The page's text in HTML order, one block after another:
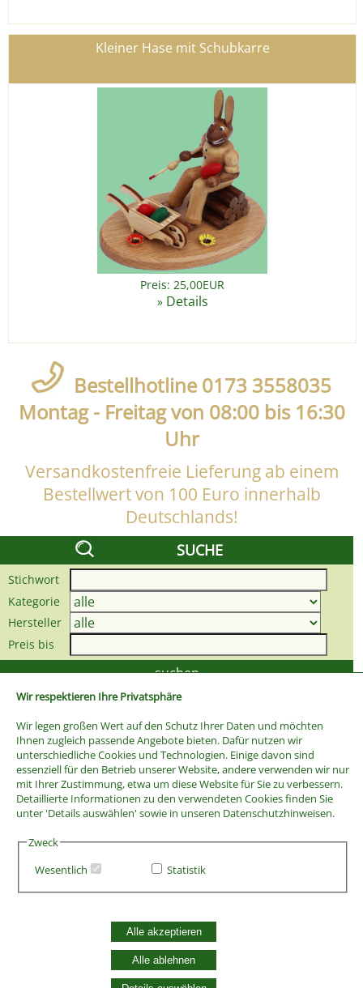
Wir respektieren Ihre Privatsphäre
Wir legen großen Wert auf den Schutz Ihrer Daten und möchten
Ihnen zugleich passende Angebote bieten. Dafür nutzen wir
unterschiedliche Cookies und Technologien. Einige davon sind
essenziell für den Betrieb unserer Website, andere verwenden wir nur
mit Ihrer Zustimmung, etwa um diese Website für Sie zu verbessern.
Detaillierte Informationen zu den verwendeten Cookies finden Sie
unter 'Details auswählen' sowie in unseren Datenschutzhinweisen.
Zweck
Wesentlich
Statistik
Alle akzeptieren
Alle ablehnen
Kleiner Hase mit Schubkarre
Preis: 25,00EUR
» Details
Bestellhotline 0173 3558035
Montag - Freitag von 08:00 bis 16:30
Uhr
Versandkostenfreie Lieferung ab einem
Bestellwert von 100 Euro innerhalb
Deutschlands!
SUCHE
Stichwort
Kategorie
Hersteller
Preis bis
AGB
Datenschutzerklärung
Zahlung und Versand
Batterieentsorgung